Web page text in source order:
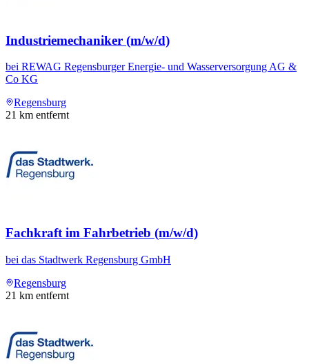
Industriemechaniker (m/w/d)
bei REWAG Regensburger Energie- und Wasserversorgung AG &
Co KG
Regensburg
21 km entfernt
Fachkraft im Fahrbetrieb (m/w/d)
bei das Stadtwerk Regensburg GmbH
Regensburg
21 km entfernt